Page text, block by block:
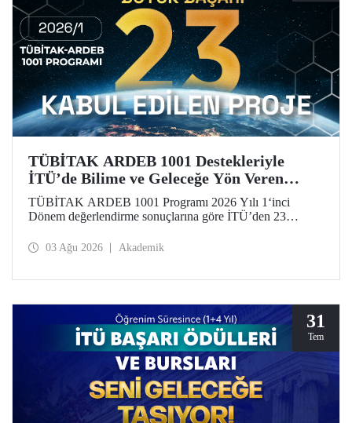
TÜBİTAK ARDEB 1001 Destekleriyle
İTÜ’de Bilime ve Geleceğe Yön Veren
Başarı
TÜBİTAK ARDEB 1001 Programı 2026 Yılı 1‘inci
Dönem değerlendirme sonuçlarına göre İTÜ’den 23
03 Ağu 2026 Akademik
31
Tem